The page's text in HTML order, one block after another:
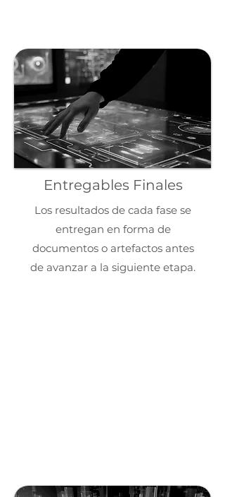
Entregables Finales
Los resultados de cada fase se
entregan en forma de
documentos o artefactos antes
de avanzar a la siguiente etapa.